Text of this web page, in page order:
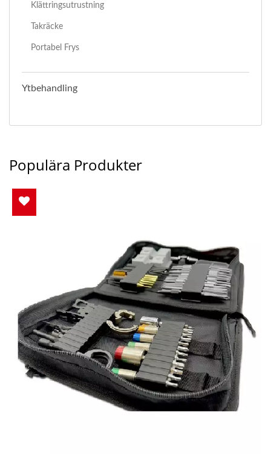
Klättringsutrustning
Takräcke
Portabel Frys
Ytbehandling
Populära Produkter